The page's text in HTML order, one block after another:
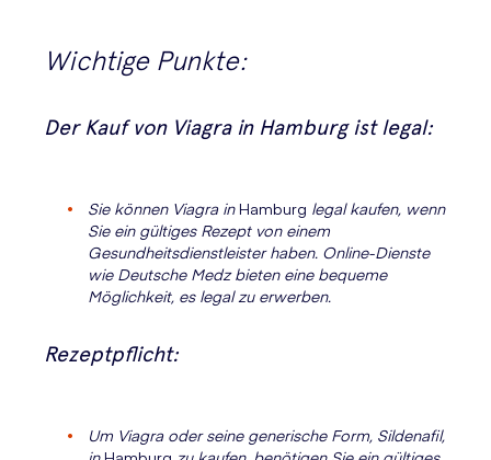
Wichtige Punkte:
Der Kauf von Viagra in Hamburg ist legal:
Sie können Viagra inHamburg legal kaufen, wenn
Sie ein gültiges Rezept von einem
Gesundheitsdienstleister haben. Online-Dienste
wie Deutsche Medz bieten eine bequeme
Möglichkeit, es legal zu erwerben.
Rezeptpflicht:
Um Viagra oder seine generische Form, Sildenafil,